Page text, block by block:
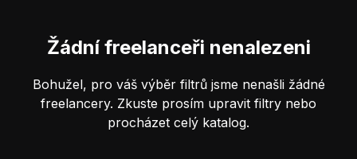
Žádní freelanceři nenalezeni
Bohužel, pro váš výběr filtrů jsme nenašli žádné
freelancery. Zkuste prosím upravit filtry nebo
procházet celý katalog.